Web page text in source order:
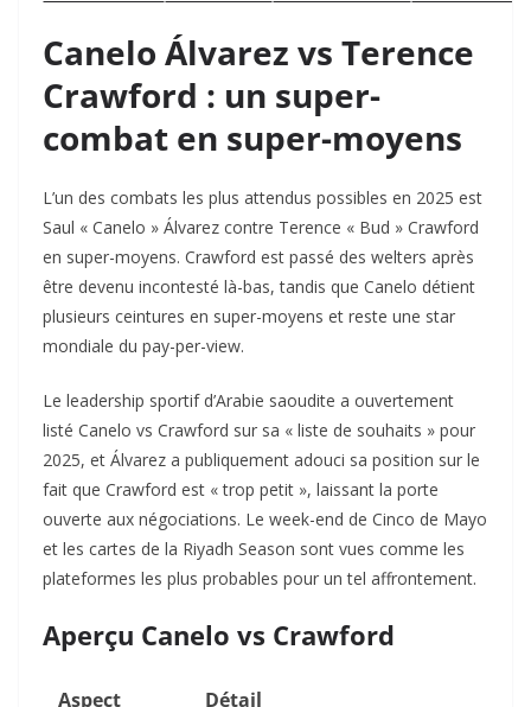
Canelo Álvarez vs Terence
Crawford : un super-
combat en super-moyens
L’un des combats les plus attendus possibles en 2025 est
Saul « Canelo » Álvarez contre Terence « Bud » Crawford
en super-moyens. Crawford est passé des welters après
être devenu incontesté là-bas, tandis que Canelo détient
plusieurs ceintures en super-moyens et reste une star
mondiale du pay-per-view.
Le leadership sportif d’Arabie saoudite a ouvertement
listé Canelo vs Crawford sur sa « liste de souhaits » pour
2025, et Álvarez a publiquement adouci sa position sur le
fait que Crawford est « trop petit », laissant la porte
ouverte aux négociations. Le week-end de Cinco de Mayo
et les cartes de la Riyadh Season sont vues comme les
plateformes les plus probables pour un tel affrontement.
Aperçu Canelo vs Crawford
Aspect Détail